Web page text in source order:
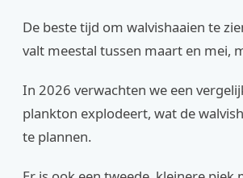
De beste tijd om walvishaaien te
valt meestal tussen maart en mei,
In 2026 verwachten we een
plankton explodeert, wat de
te plannen.